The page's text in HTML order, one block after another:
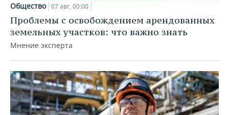
Общество 07 авг, 00:00
Проблемы с освобождением арендованных
земельных участков: что важно знать
Мнение эксперта